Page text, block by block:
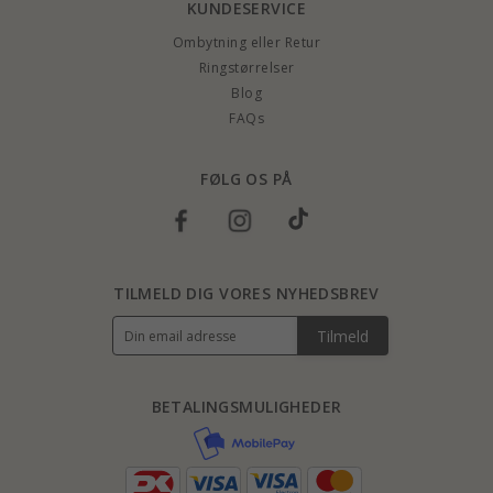
KUNDESERVICE
Ombytning eller Retur
Ringstørrelser
Blog
FAQs
FØLG OS PÅ
BETALINGSMULIGHEDER
TILMELD DIG VORES NYHEDSBREV
Tilmeld